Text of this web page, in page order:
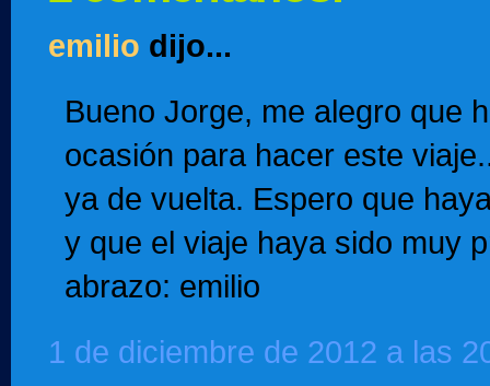
emilio dijo...
Bueno Jorge, me alegro que
ocasión para hacer este
ya de vuelta. Espero que
y que el viaje haya sido muy
abrazo: emilio
1 de diciembre de 2012 a las